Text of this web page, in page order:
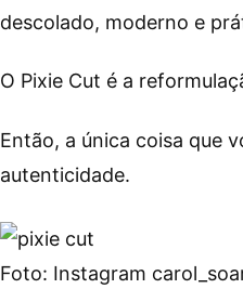
descolado, moderno e
O Pixie Cut é a
Então, a única coisa que
autenticidade.
Foto: Instagram